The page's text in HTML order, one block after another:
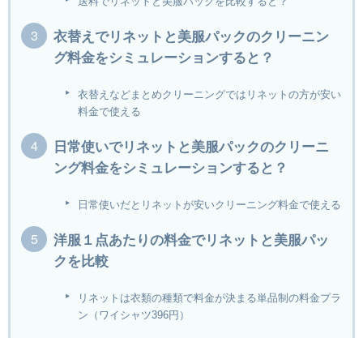
衣替えでリネットと美服パックのクリーニン
グ料金をシミュレーションすると？
衣替えなどまとめクリーニングではリネットの方が安い
料金で使える
日常使いでリネットと美服パックのクリーニ
ング料金をシミュレーションすると？
日常使いだとリネットが安いクリーニング料金で使える
洋服１点あたりの料金でリネットと美服パッ
クを比較
リネットは衣類の種類で料金が決まる単品制の料金プラ
ン（ワイシャツ396円）